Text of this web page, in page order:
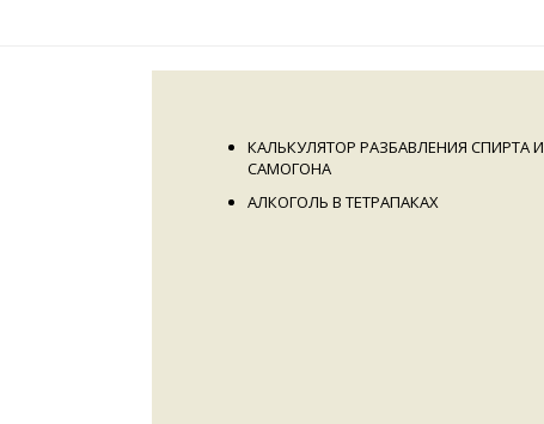
КАЛЬКУЛЯТОР РАЗБАВЛЕНИЯ СПИРТА И
САМОГОНА
АЛКОГОЛЬ В ТЕТРАПАКАХ